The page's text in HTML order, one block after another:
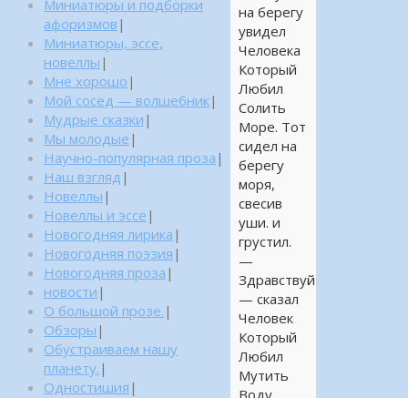
на берегу
увидел
Человека
Который
Любил
Солить
Море. Тот
сидел на
берегу
моря,
свесив
уши. и
грустил.
—
Здравствуй
— сказал
Человек
Который
Любил
Мутить
Миниатюры и подборки
афоризмов |
Миниатюры, эссе,
новеллы |
Мне хорошо |
Мой сосед — волшебник|
Мудрые сказки |
Мы молодые |
Научно-популярная проза |
Наш взгляд |
Новеллы |
Новеллы и эссе |
Новогодняя лирика |
Новогодняя поэзия |
Новогодняя проза |
новости |
О большой прозе. |
Обзоры |
Обустраиваем нашу
планету. |
Одностишия |